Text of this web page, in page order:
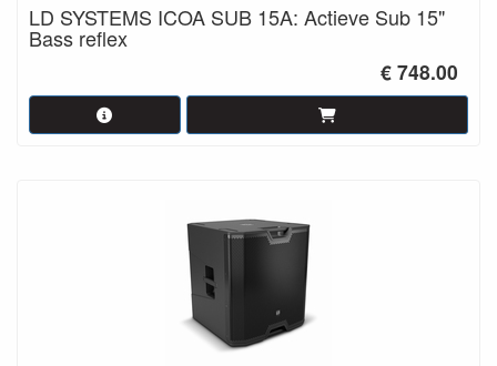
LD SYSTEMS ICOA SUB 15A: Actieve Sub 15"
Bass reflex
€ 748.00